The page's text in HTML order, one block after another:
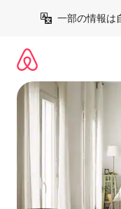
一部の情報は